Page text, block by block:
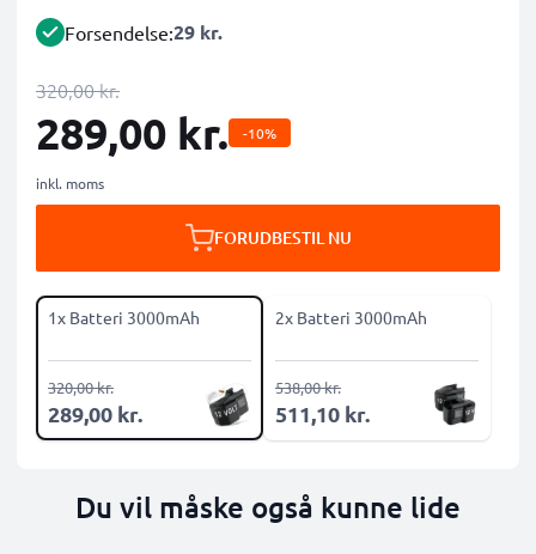
Forsendelse:29 kr.
320,00 kr.
289,00 kr. -10%
inkl. moms
FORUDBESTIL NU
1x Batteri 3000mAh
289,00 kr.
320,00 kr.
2x Batteri 3000mAh
511,10 kr.
538,00 kr.
Du vil måske også kunne lide